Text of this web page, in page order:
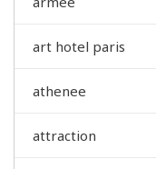
art hotel paris
athenee
attraction